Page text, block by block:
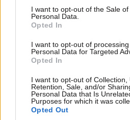
consent section.
I want to opt-out of the Sale of
Personal Data.
Opted In
I want to opt-out of
Personal Data for Targeted
Opted In
I want to opt-out of Collection,
Retention, Sale, and/or
Personal Data that Is
Purposes for which it was
Opted Out
Απαντήστε
ΧΡΗΣΤΟΣ
σου....ντρεπεσαι γι΄αυτο
Απαντήστε